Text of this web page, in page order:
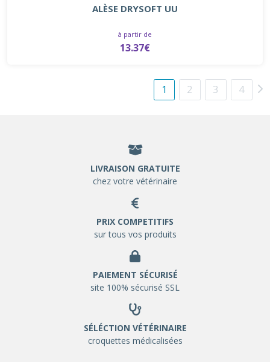
ALÈSE DRYSOFT UU
à partir de
13.37€
1 2 3 4
LIVRAISON GRATUITE
chez votre vétérinaire
PRIX COMPETITIFS
sur tous vos produits
PAIEMENT SÉCURISÉ
site 100% sécurisé SSL
SÉLÉCTION VÉTÉRINAIRE
croquettes médicalisées